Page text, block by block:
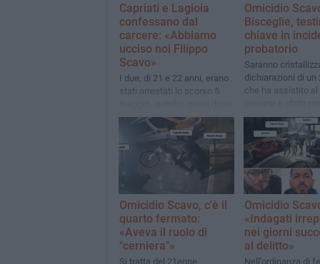
Capriati e Lagioia
confessano dal
carcere: «Abbiamo
ucciso noi Filippo
Scavo»
I due, di 21 e 22 anni, erano
stati arrestati lo scorso 5
l'omicidio avvenuto nel
Divine Club di Bisceglie
Omicidio
Bisceglie,
chiave in
probatorio
Saranno
dichiarazioni di un
che ha assistito al
una località
per la mia
Omicidio Scavo, c'è il
quarto fermato:
«Aveva il ruolo di
"cerniera"»
Si tratta del 21enne
Omicidio
«Indagati
nei giorni
al delitto»
Nell’ordinanza di